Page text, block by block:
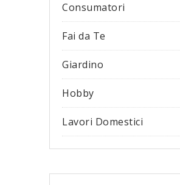
Consumatori
Fai da Te
Giardino
Hobby
Lavori Domestici